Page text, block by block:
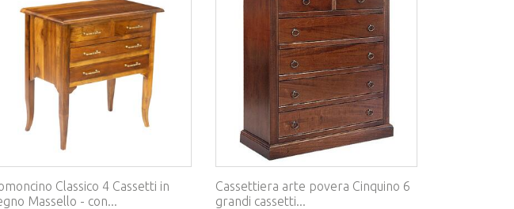
Classico 4 Cassetti in
Massello - con...
Cassettiera arte povera Cinquino 6
grandi cassetti...